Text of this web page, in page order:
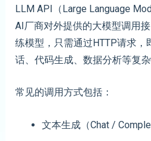
LLM API（Large Language
AI厂商对外提供的大模型调用
练模型，只需通过HTTP请求，
话、代码生成、数据分析等复杂
常见的调用方式包括：
文本生成（Chat /